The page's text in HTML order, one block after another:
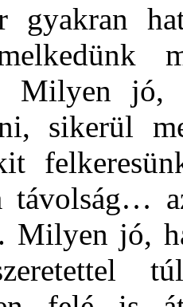
gyakran
Milyen jó,
sikerül
távolság…
Milyen jó,